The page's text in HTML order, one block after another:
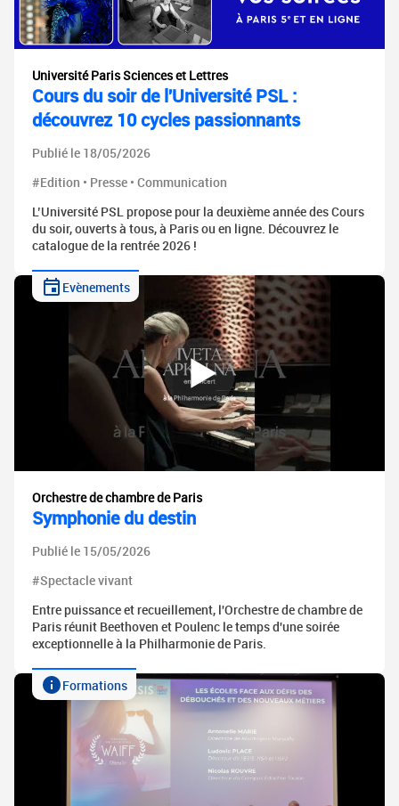
Université Paris Sciences et Lettres
Cours du soir de l'Université PSL :
découvrez 10 cycles passionnants
Publié le 18/05/2026
#Edition • Presse • Communication
L’Université PSL propose pour la deuxième année des Cours
du soir, ouverts à tous, à Paris ou en ligne. Découvrez le
catalogue de la rentrée 2026 !
Evènements
Orchestre de chambre de Paris
Symphonie du destin
Publié le 15/05/2026
#Spectacle vivant
Entre puissance et recueillement, l'Orchestre de chambre de
Paris réunit Beethoven et Poulenc le temps d'une soirée
exceptionnelle à la Philharmonie de Paris.
Formations